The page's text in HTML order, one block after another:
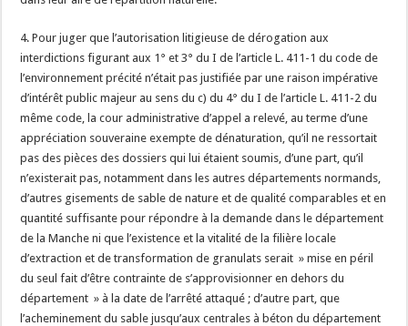
4. Pour juger que l’autorisation litigieuse de dérogation aux
interdictions figurant aux 1° et 3° du I de l’article L. 411-1 du code de
l’environnement précité n’était pas justifiée par une raison impérative
d’intérêt public majeur au sens du c) du 4° du I de l’article L. 411-2 du
même code, la cour administrative d’appel a relevé, au terme d’une
appréciation souveraine exempte de dénaturation, qu’il ne ressortait
pas des pièces des dossiers qui lui étaient soumis, d’une part, qu’il
n’existerait pas, notamment dans les autres départements normands,
d’autres gisements de sable de nature et de qualité comparables et en
quantité suffisante pour répondre à la demande dans le département
de la Manche ni que l’existence et la vitalité de la filière locale
d’extraction et de transformation de granulats serait » mise en péril
du seul fait d’être contrainte de s’approvisionner en dehors du
département » à la date de l’arrêté attaqué ; d’autre part, que
l’acheminement du sable jusqu’aux centrales à béton du département